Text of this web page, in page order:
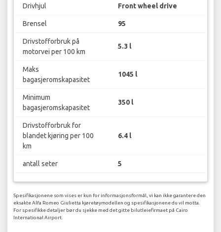
Drivhjul Front wheel drive
Brensel 95
Drivstofforbruk på
motorvei per 100 km
5.3 l
Maks
bagasjeromskapasitet
1045 l
Minimum
bagasjeromskapasitet
350 l
Drivstofforbruk for
blandet kjøring per 100
km
6.4 l
antall seter 5
Spesifikasjonene som vises er kun for informasjonsformål, vi kan ikke garantere den
eksakte Alfa Romeo Giulietta kjøretøymodellen og spesifikasjonene du vil motta.
For spesifikke detaljer bør du sjekke med det gitte bilutleiefirmaet på Cairo
International Airport.